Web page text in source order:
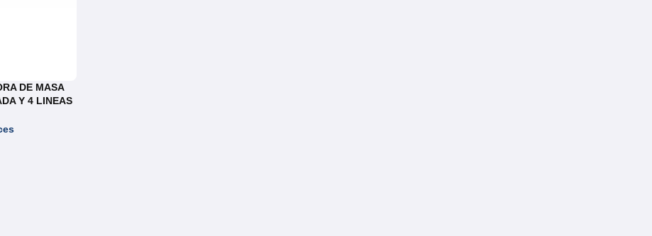
DE MASA
Y 4 LINEAS